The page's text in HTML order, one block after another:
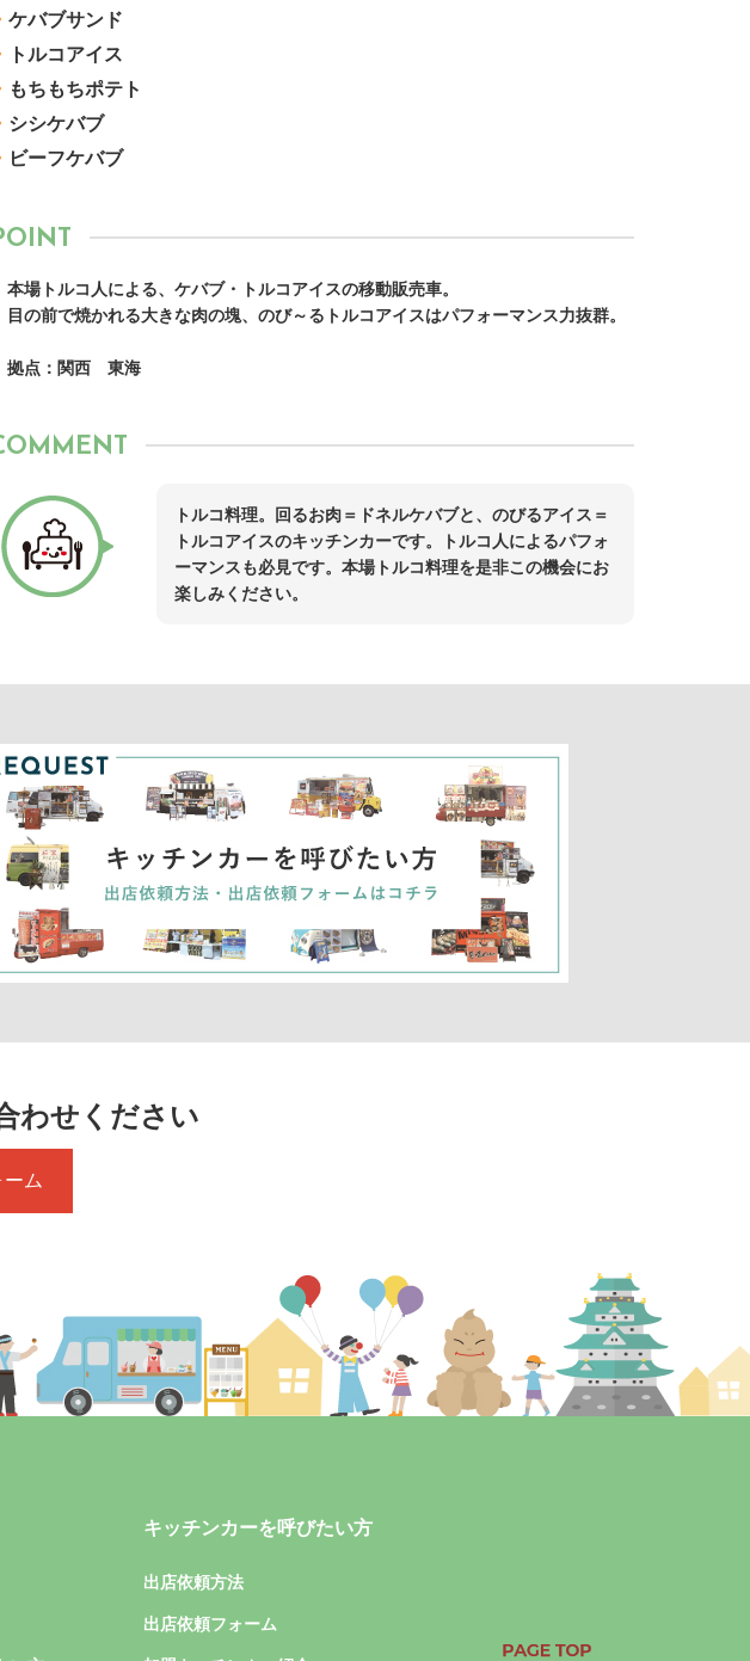
ケバブサンド
トルコアイス
もちもちポテト
シシケバブ
ビーフケバブ
本場トルコ人による、ケバブ・トルコアイスの移動販売車。
目の前で焼かれる大きな肉の塊、のび～るトルコアイスはパフォーマンス力抜群。
拠点：関西 東海
トルコ料理。回るお肉＝ドネルケバブと、のびるアイス＝
トルコアイスのキッチンカーです。トルコ人によるパフォ
ーマンスも必見です。本場トルコ料理を是非この機会にお
楽しみください。
わせください
ム
キッチンカーを呼びたい方
出店依頼方法
出店依頼フォーム